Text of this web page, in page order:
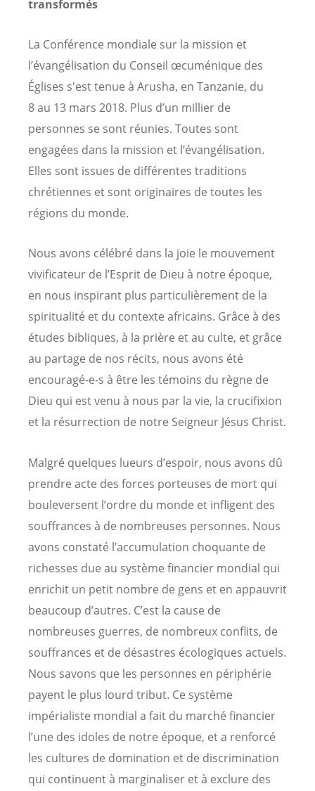
transformés
La Conférence mondiale sur la mission et
l’évangélisation du Conseil œcuménique des
Églises s'est tenue à Arusha, en Tanzanie, du
8 au 13 mars 2018. Plus d’un millier de
personnes se sont réunies. Toutes sont
engagées dans la mission et l’évangélisation.
Elles sont issues de différentes traditions
chrétiennes et sont originaires de toutes les
régions du monde.
Nous avons célébré dans la joie le mouvement
vivificateur de l’Esprit de Dieu à notre époque,
en nous inspirant plus particulièrement de la
spiritualité et du contexte africains. Grâce à des
études bibliques, à la prière et au culte, et grâce
au partage de nos récits, nous avons été
encouragé-e-s à être les témoins du règne de
Dieu qui est venu à nous par la vie, la crucifixion
et la résurrection de notre Seigneur Jésus Christ.
Malgré quelques lueurs d’espoir, nous avons dû
prendre acte des forces porteuses de mort qui
bouleversent l’ordre du monde et infligent des
souffrances à de nombreuses personnes. Nous
avons constaté l’accumulation choquante de
richesses due au système financier mondial qui
enrichit un petit nombre de gens et en appauvrit
beaucoup d’autres. C’est la cause de
nombreuses guerres, de nombreux conflits, de
souffrances et de désastres écologiques actuels.
Nous savons que les personnes en périphérie
payent le plus lourd tribut. Ce système
impérialiste mondial a fait du marché financier
l’une des idoles de notre époque, et a renforcé
les cultures de domination et de discrimination
qui continuent à marginaliser et à exclure des